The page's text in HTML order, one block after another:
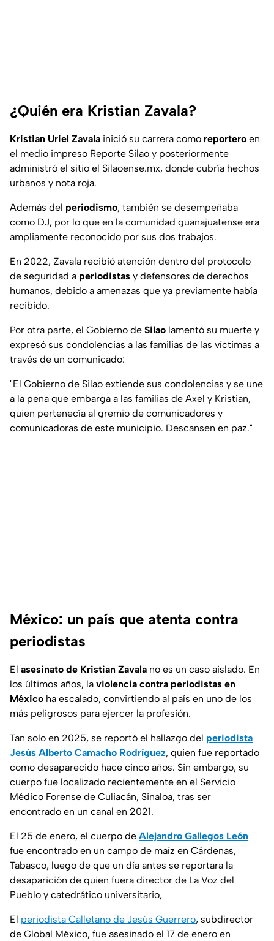
¿Quién era Kristian Zavala?
Kristian Uriel Zavala inició su carrera como reportero en
el medio impreso Reporte Silao y posteriormente
administró el sitio el Silaoense.mx, donde cubría hechos
urbanos y nota roja.
Además del periodismo, también se desempeñaba
como DJ, por lo que en la comunidad guanajuatense era
ampliamente reconocido por sus dos trabajos.
En 2022, Zavala recibió atención dentro del protocolo
de seguridad a periodistas y defensores de derechos
humanos, debido a amenazas que ya previamente había
recibido.
Por otra parte, el Gobierno de Silao lamentó su muerte y
expresó sus condolencias a las familias de las víctimas a
través de un comunicado:
"El Gobierno de Silao extiende sus condolencias y se une
a la pena que embarga a las familias de Axel y Kristian,
quien pertenecía al gremio de comunicadores y
comunicadoras de este municipio. Descansen en paz."
México: un país que atenta contra
periodistas
El asesinato de Kristian Zavala no es un caso aislado. En
los últimos años, la violencia contra periodistas en
México ha escalado, convirtiendo al país en uno de los
más peligrosos para ejercer la profesión.
Tan solo en 2025, se reportó el hallazgo del periodista
Jesús Alberto Camacho Rodríguez, quien fue reportado
como desaparecido hace cinco años. Sin embargo, su
cuerpo fue localizado recientemente en el Servicio
Médico Forense de Culiacán, Sinaloa, tras ser
encontrado en un canal en 2021.
El 25 de enero, el cuerpo de Alejandro Gallegos León
fue encontrado en un campo de maíz en Cárdenas,
Tabasco, luego de que un día antes se reportara la
desaparición de quien fuera director de La Voz del
Pueblo y catedrático universitario,
El periodista Calletano de Jesús Guerrero, subdirector
de Global México, fue asesinado el 17 de enero en